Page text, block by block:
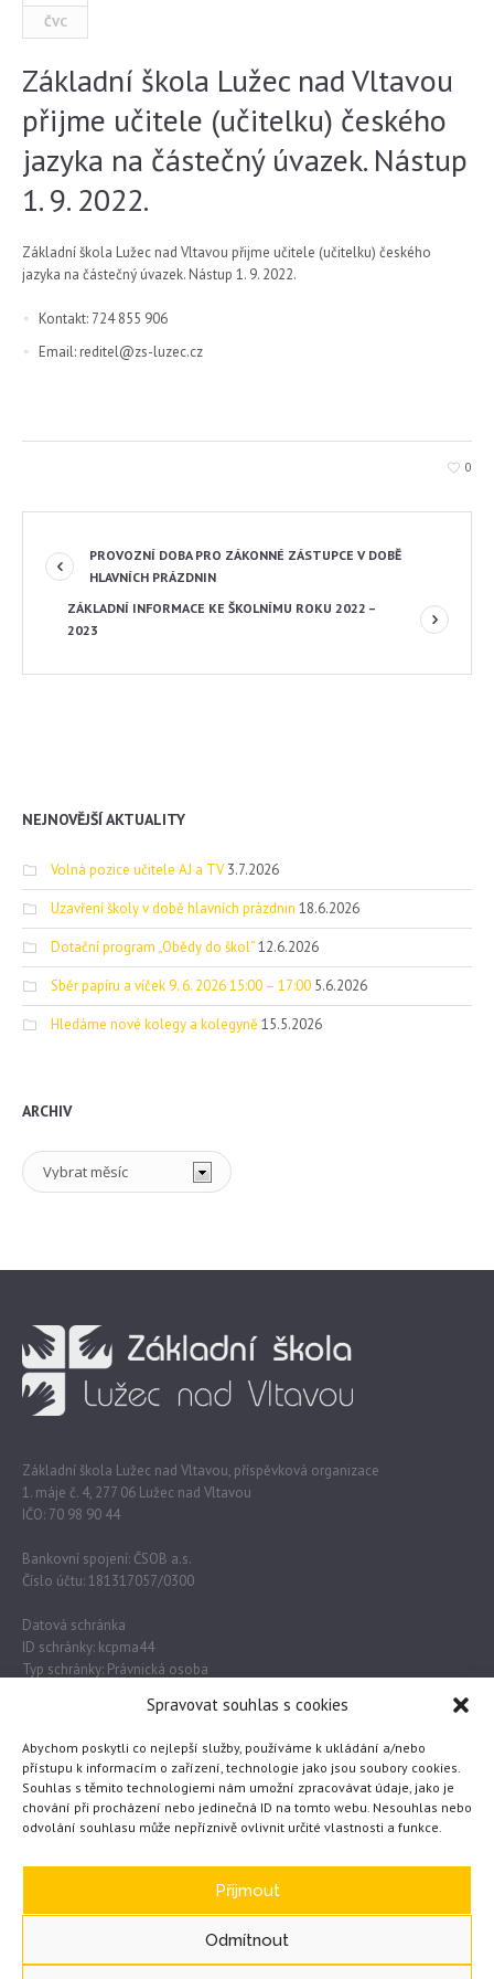
Spravovat souhlas s cookies
Abychom poskytli co nejlepší služby, používáme k ukládání a/nebo
přístupu k informacím o zařízení, technologie jako jsou soubory cookies.
Souhlas s těmito technologiemi nám umožní zpracovávat údaje, jako je
chování při procházení nebo jedinečná ID na tomto webu. Nesouhlas nebo
odvolání souhlasu může nepříznivě ovlivnit určité vlastnosti a funkce.
Přijmout
Odmítnout
ČVC
Základní škola Lužec nad Vltavou
přijme učitele (učitelku) českého
jazyka na částečný úvazek. Nástup
1. 9. 2022.
Základní škola Lužec nad Vltavou přijme učitele (učitelku) českého
jazyka na částečný úvazek. Nástup 1. 9. 2022.
Kontakt: 724 855 906
Email: reditel@zs-luzec.cz
0
PROVOZNÍ DOBA PRO ZÁKONNÉ ZÁSTUPCE V DOBĚ
HLAVNÍCH PRÁZDNIN
ZÁKLADNÍ INFORMACE KE ŠKOLNÍMU ROKU 2022 –
2023
NEJNOVĚJŠÍ AKTUALITY
Volná pozice učitele AJ a TV 3.7.2026
Uzavření školy v době hlavních prázdnin 18.6.2026
Dotační program „Obědy do škol“12.6.2026
Sběr papíru a víček 9. 6. 2026 15:00 – 17:00 5.6.2026
Hledáme nové kolegy a kolegyně 15.5.2026
ARCHIV
Archiv
Základní škola Lužec nad Vltavou, příspěvková organizace
1. máje č. 4, 277 06 Lužec nad Vltavou
IČO: 70 98 90 44
Bankovní spojení: ČSOB a.s.
Číslo účtu: 181317057/0300
Datová schránka
ID schránky: kcpma44
Typ schránky: Právnická osoba
Obec Lužec nad Vltavou
MŠMT